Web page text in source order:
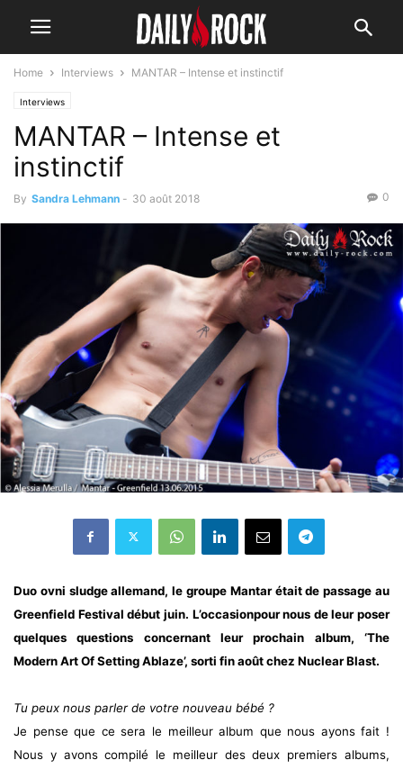
Home Interviews MANTAR – Intense et instinctif
Interviews
MANTAR – Intense et
instinctif
By Sandra Lehmann - 30 août 2018 0
Duo ovni sludge allemand, le groupe Mantar était de passage au
Greenfield Festival début juin. L’occasionpour nous de leur poser
quelques questions concernant leur prochain album, ‘The
Modern Art Of Setting Ablaze’, sorti fin août chez Nuclear Blast.
Tu peux nous parler de votre nouveau bébé ?
Je pense que ce sera le meilleur album que nous ayons fait !
Nous y avons compilé le meilleur des deux premiers albums,